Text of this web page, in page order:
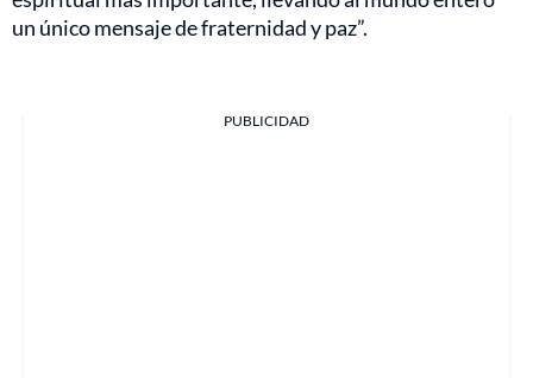
un único mensaje de fraternidad y paz”.
PUBLICIDAD